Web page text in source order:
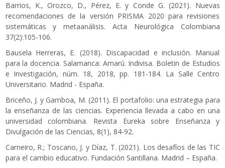
Barrios, K., Orozco, D., Pérez, E. y Conde G. (2021). Nuevas
recomendaciones de la versión PRISMA 2020 para revisiones
sistemáticas y metaanálisis. Acta Neurológica Colombiana
37(2):105-106.
Bausela Herreras, E. (2018). Discapacidad e inclusión. Manual
para la docencia. Salamanca: Amarú. Indivisa. Boletin de Estudios
e Investigación, núm. 18, 2018, pp. 181-184. La Salle Centro
Universitario. Madrid - España.
Briceño, J. y Gamboa, M. (2011). El portafolio: una estrategia para
la enseñanza de las ciencias. Experiencia llevada a cabo en una
universidad colombiana. Revista Eureka sobre Enseñanza y
Divulgación de las Ciencias, 8(1), 84-92.
Carneiro, R.; Toscano, J. y Díaz, T. (2021). Los desafíos de las TIC
para el cambio educativo. Fundación Santillana. Madrid – España.